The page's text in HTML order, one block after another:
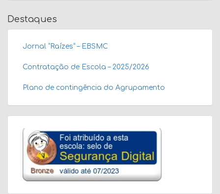
Destaques
Jornal “Raízes” – EBSMC
Contratação de Escola – 2025/2026
Plano de contingência do Agrupamento